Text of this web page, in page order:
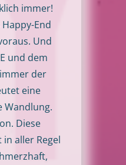
immer!
End
Und
und dem
der
eine
Wandlung.
Diese
aller Regel